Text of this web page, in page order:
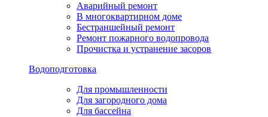
Аварийный ремонт
В многоквартирном доме
Бестраншейный ремонт
Ремонт пожарного водопровода
Прочистка и устранение засоров
Водоподготовка
Для промышленности
Для загородного дома
Для бассейна